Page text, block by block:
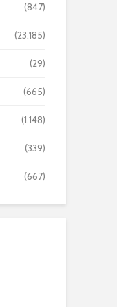
(847)
(23.185)
(29)
(665)
(1.148)
(339)
(667)